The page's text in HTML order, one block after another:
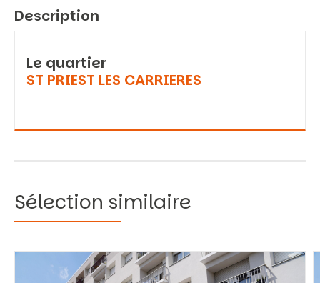
Description
Le quartier
ST PRIEST LES CARRIERES
Sélection similaire